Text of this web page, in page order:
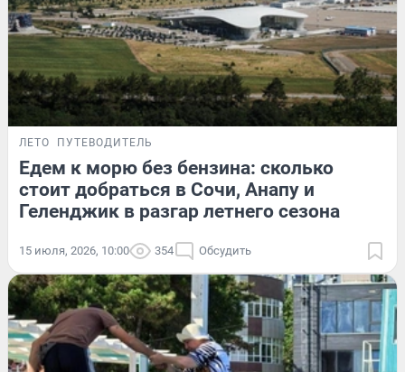
ЛЕТО ПУТЕВОДИТЕЛЬ
Едем к морю без бензина: сколько
стоит добраться в Сочи, Анапу и
Геленджик в разгар летнего сезона
15 июля, 2026, 10:00 354 Обсудить